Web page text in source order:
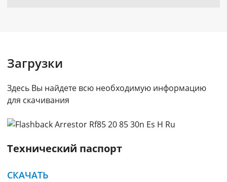
Загрузки
Здесь Вы найдете всю необходимую информацию
для скачивания
Технический паспорт
СКАЧАТЬ